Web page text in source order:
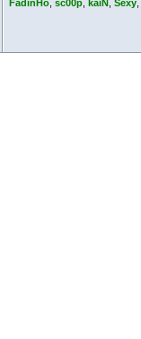
FadinHo sc00p kaiN Sexy